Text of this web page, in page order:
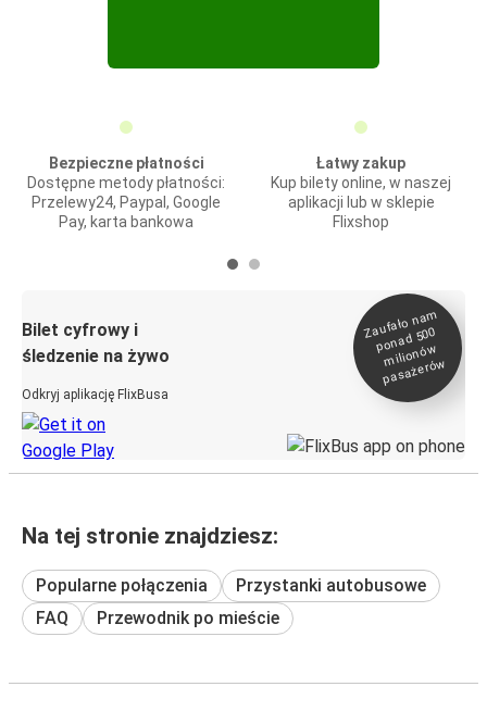
Bezpieczne płatności
Dostępne metody płatności:
Przelewy24, Paypal, Google
Pay, karta bankowa
Łatwy zakup
Kup bilety online, w naszej
aplikacji lub w sklepie
Flixshop
Bilet cyfrowy i
śledzenie na żywo
Odkryj aplikację FlixBusa
Zaufało na
m
ponad 500
milionó
w
pasażeró
w
Na tej stronie znajdziesz:
Popularne połączenia
Przystanki autobusowe
FAQ
Przewodnik po mieście